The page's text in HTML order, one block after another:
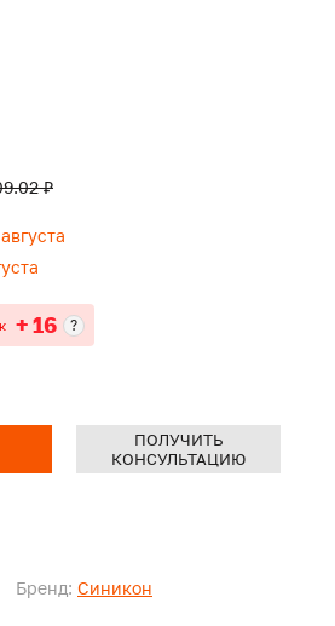
Бренд: Синикон
₽
+ 16 ?
ПОЛУЧИТЬ
КОНСУЛЬТАЦИЮ